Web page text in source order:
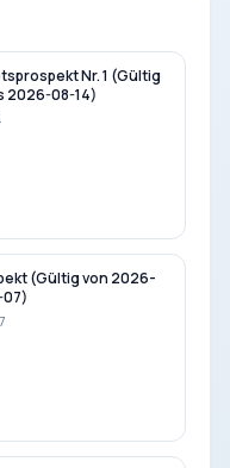
Nr. 1 (Gültig
2026-08-14)
(Gültig von 2026-